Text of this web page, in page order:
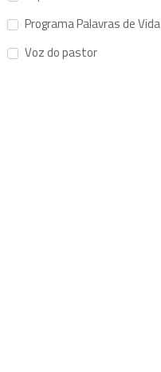
Programa Palavras de Vida
Voz do pastor